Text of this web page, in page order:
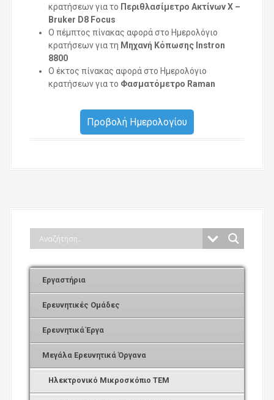
κρατήσεων για το Περιθλασίμετρο Ακτίνων Χ –
Bruker D8 Focus
Ο πέμπτος πίνακας αφορά στο Ημερολόγιο
κρατήσεων για τη Μηχανή Κόπωσης Instron
8800
Ο έκτος πίνακας αφορά στο Ημερολόγιο
κρατήσεων για το Φασματόμετρο Raman
Προβολή Ημερολογίου
Εργαστήρια
Ερευνητικές Ομάδες
Ερευνητικά Έργα
Μεγάλα Ερευνητικά Όργανα
Ηλεκτρονικό Μικροσκόπιο ΤEM